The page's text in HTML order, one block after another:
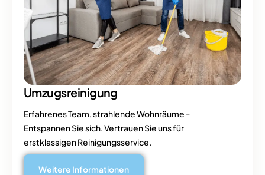
Umzugsreinigung
Erfahrenes Team, strahlende Wohnräume -
Entspannen Sie sich. Vertrauen Sie uns für
erstklassigen Reinigungsservice.
Weitere Informationen